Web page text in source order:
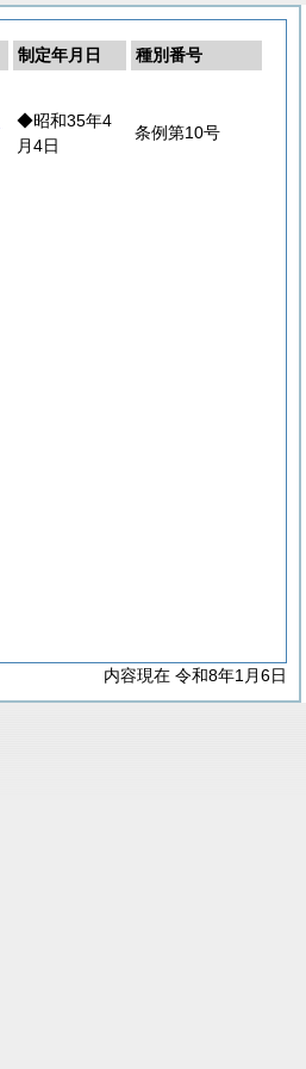
制定年月日
種別番号
◆昭和35年4
月4日
条例第10号
内容現在 令和8年1月6日